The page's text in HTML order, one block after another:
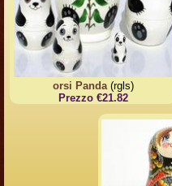
orsi Panda(rgls)
Prezzo €21.82